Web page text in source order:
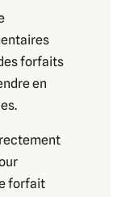
forfaits
en
forfait